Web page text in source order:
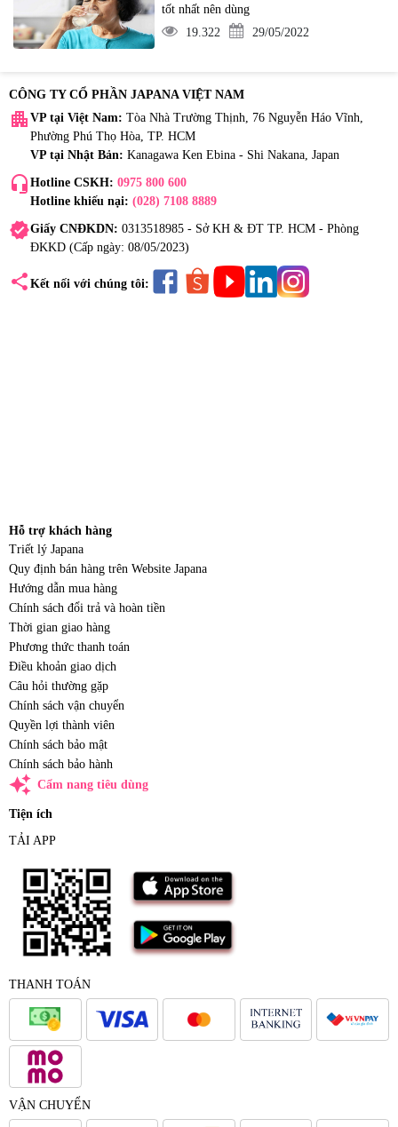
tốt nhất nên dùng
19.322
29/05/2022
CÔNG TY CỔ PHẦN JAPANA VIỆT NAM
apartment VP tại Việt Nam: Tòa Nhà Trường Thịnh, 76 Nguyễn Háo Vĩnh,
Phường Phú Thọ Hòa, TP. HCM
VP tại Nhật Bản: Kanagawa Ken Ebina - Shi Nakana, Japan
headset_mic Hotline CSKH: 0975 800 600
Hotline khiếu nại: (028) 7108 8889
verifiedGiấy CNĐKDN: 0313518985 - Sở KH & ĐT TP. HCM - Phòng
ĐKKD (Cấp ngày: 08/05/2023)
share Kết nối với chúng tôi:
Hỗ trợ khách hàng
Triết lý Japana
Quy định bán hàng trên Website Japana
Hướng dẫn mua hàng
Chính sách đổi trả và hoàn tiền
Thời gian giao hàng
Phương thức thanh toán
Điều khoản giao dịch
Câu hỏi thường gặp
Chính sách vận chuyển
Quyền lợi thành viên
Chính sách bảo mật
Chính sách bảo hành
auto_awesome Cẩm nang tiêu dùng
Tiện ích
TẢI APP
THANH TOÁN
VẬN CHUYỂN